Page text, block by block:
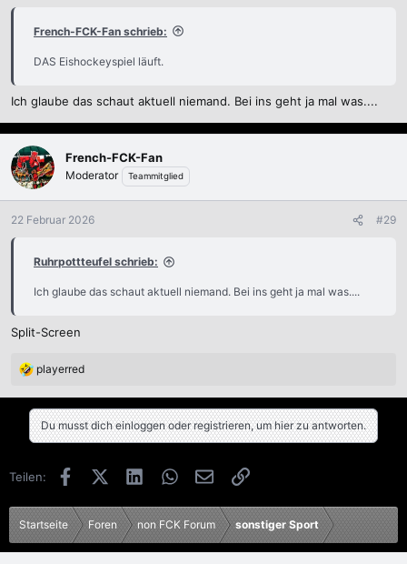
French-FCK-Fan schrieb:
DAS Eishockeyspiel läuft.
Ich glaube das schaut aktuell niemand. Bei ins geht ja mal was....
French-FCK-Fan
Moderator Teammitglied
22 Februar 2026 #29
Ruhrpottteufel schrieb:
Ich glaube das schaut aktuell niemand. Bei ins geht ja mal was....
Split-Screen
R
o
e
n
playerred
Du musst dich einloggen oder registrieren, um hier zu antworten.
Teilen: FacebookX (Twitter)LinkedInWhatsApp
E-MailLink
Startseite Foren non FCK Forum sonstiger Sport